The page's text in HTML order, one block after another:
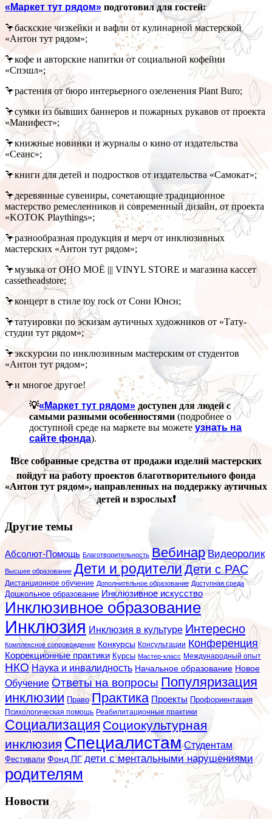
«Маркет тут рядом» подготовил для гостей:
🦩баскские чизкейки и вафли от кулинарной мастерской
«Антон тут рядом»;
🦩кофе и авторские напитки от социальной кофейни
«Спэшл»;
🦩растения от бюро интерьерного озеленения Plant Buro;
🦩сумки из бывших баннеров и пожарных рукавов от проекта
«Манифест»;
🦩книжные новинки и журналы о кино от издательства
«Сеанс»;
🦩книги для детей и подростков от издательства «Самокат»;
🦩деревянные сувениры, сочетающие традиционное
мастерство ремесленников и современный дизайн, от проекта
«KOTOK Playthings»;
🦩разнообразная продукция и мерч от инклюзивных
мастерских «Антон тут рядом»;
🦩музыка от ОНО МОЁ ||| VINYL STORE и магазина кассет
cassetheadstore;
🦩концерт в стиле toy rock от Сони Юнсн;
🦩татуировки по эскизам аутичных художников от «Тату-
студии тут рядом»;
🦩экскурсии по инклюзивным мастерским от студентов
«Антон тут рядом»;
🦩и многое другое!
💡«Маркет тут рядом»доступен для людей с
самыми разными особенностями (подробнее о
доступной среде на маркете вы можетеузнать на
сайте фонда).
❗Все собранные средства от продажи изделий мастерских
пойдут на работу проектов благотворительного фонда
«Антон тут рядом», направленных на поддержку аутичных
детей и взрослых❗
Другие темы
Абсолют-Помощь Благотворительность Вебинар Видеоролик
Высшее образование Дети и родителиДети с РАС
Дистанционное обучение Дополнительное образование Доступная среда
Дошкольное образование Инклюзивное искусство
Инклюзивное образование
Инклюзия Инклюзия в культуре Интересно
Комплексное сопровождение Конкурсы Консультации Конференция
Коррекционные практики Курсы Мастер-класс Международный опыт
НКО Наука и инвалидность Начальное образование Новое
Обучение Ответы на вопросы Популяризация
инклюзии Право Практика Проекты Профориентация
Психологическая помощь Реабилитационные практики
Социализация Социокультурная
инклюзия Специалистам Студентам
Фестивали Фонд ПГ дети с ментальными нарушениями
родителям
Новости